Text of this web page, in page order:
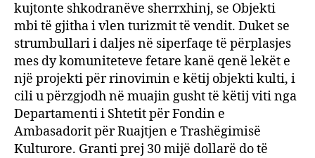
kujtonte shkodranëve sherrxhinj, se Objekti
mbi të gjitha i vlen turizmit të vendit. Duket se
strumbullari i daljes në siperfaqe të përplasjes
mes dy komuniteteve fetare kanë qenë lekët e
një projekti për rinovimin e këtij objekti kulti, i
cili u përzgjodh në muajin gusht të këtij viti nga
Departamenti i Shtetit për Fondin e
Ambasadorit për Ruajtjen e Trashëgimisë
Kulturore. Granti prej 30 mijë dollarë do të